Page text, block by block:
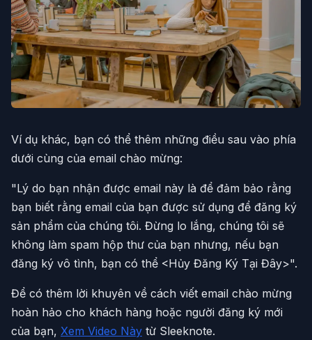
Ví dụ khác, bạn có thể thêm những điều sau vào phía
dưới cùng của email chào mừng:
"Lý do bạn nhận được email này là để đảm bảo rằng
bạn biết rằng email của bạn được sử dụng để đăng ký
sản phẩm của chúng tôi. Đừng lo lắng, chúng tôi sẽ
không làm spam hộp thư của bạn nhưng, nếu bạn
đăng ký vô tình, bạn có thể <Hủy Đăng Ký Tại Đây>".
Để có thêm lời khuyên về cách viết email chào mừng
hoàn hảo cho khách hàng hoặc người đăng ký mới
của bạn, Xem Video Này từ Sleeknote.